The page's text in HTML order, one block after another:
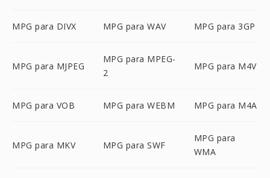
MPG para DIVX MPG para WAV MPG para 3GP
MPG para MJPEG
MPG para MPEG-
2
MPG para M4V
MPG para VOB MPG para WEBM MPG para M4A
MPG para MKV MPG para SWF
MPG para
WMA